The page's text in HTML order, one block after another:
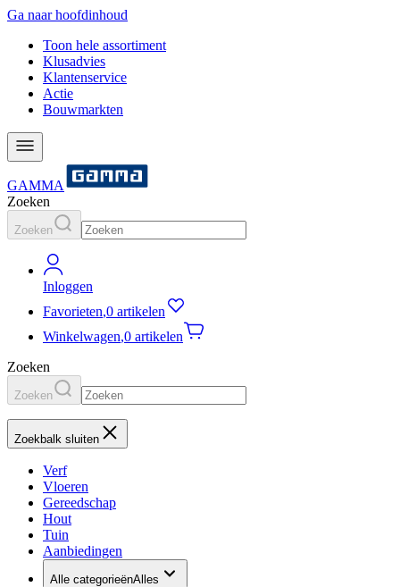
Ga naar hoofdinhoud
Toon hele assortiment
Klusadvies
Klantenservice
Actie
Bouwmarkten
GAMMA
Zoeken
Zoeken
Inloggen
Favorieten,0 artikelen
Winkelwagen,0 artikelen
Zoeken
Zoeken
Zoekbalk sluiten
Verf
Vloeren
Gereedschap
Hout
Tuin
Aanbiedingen
Alle categorieënAlles